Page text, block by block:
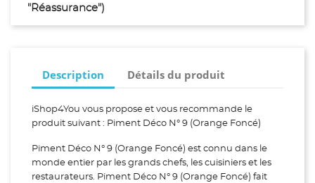
"Réassurance")
Description Détails du produit
iShop4You vous propose et vous recommande le
produit suivant : Piment Déco N° 9 (Orange Foncé)
Piment Déco N° 9 (Orange Foncé) est connu dans le
monde entier par les grands chefs, les cuisiniers et les
restaurateurs. Piment Déco N° 9 (Orange Foncé) fait